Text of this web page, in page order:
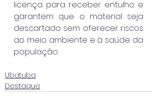
licença para receber entulho e
garantem que o material seja
descartado sem oferecer riscos
ao meio ambiente e à saúde da
população.
Ubatuba
Destaque